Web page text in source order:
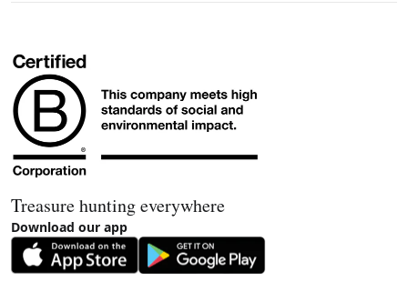
Treasure hunting everywhere
Download our app